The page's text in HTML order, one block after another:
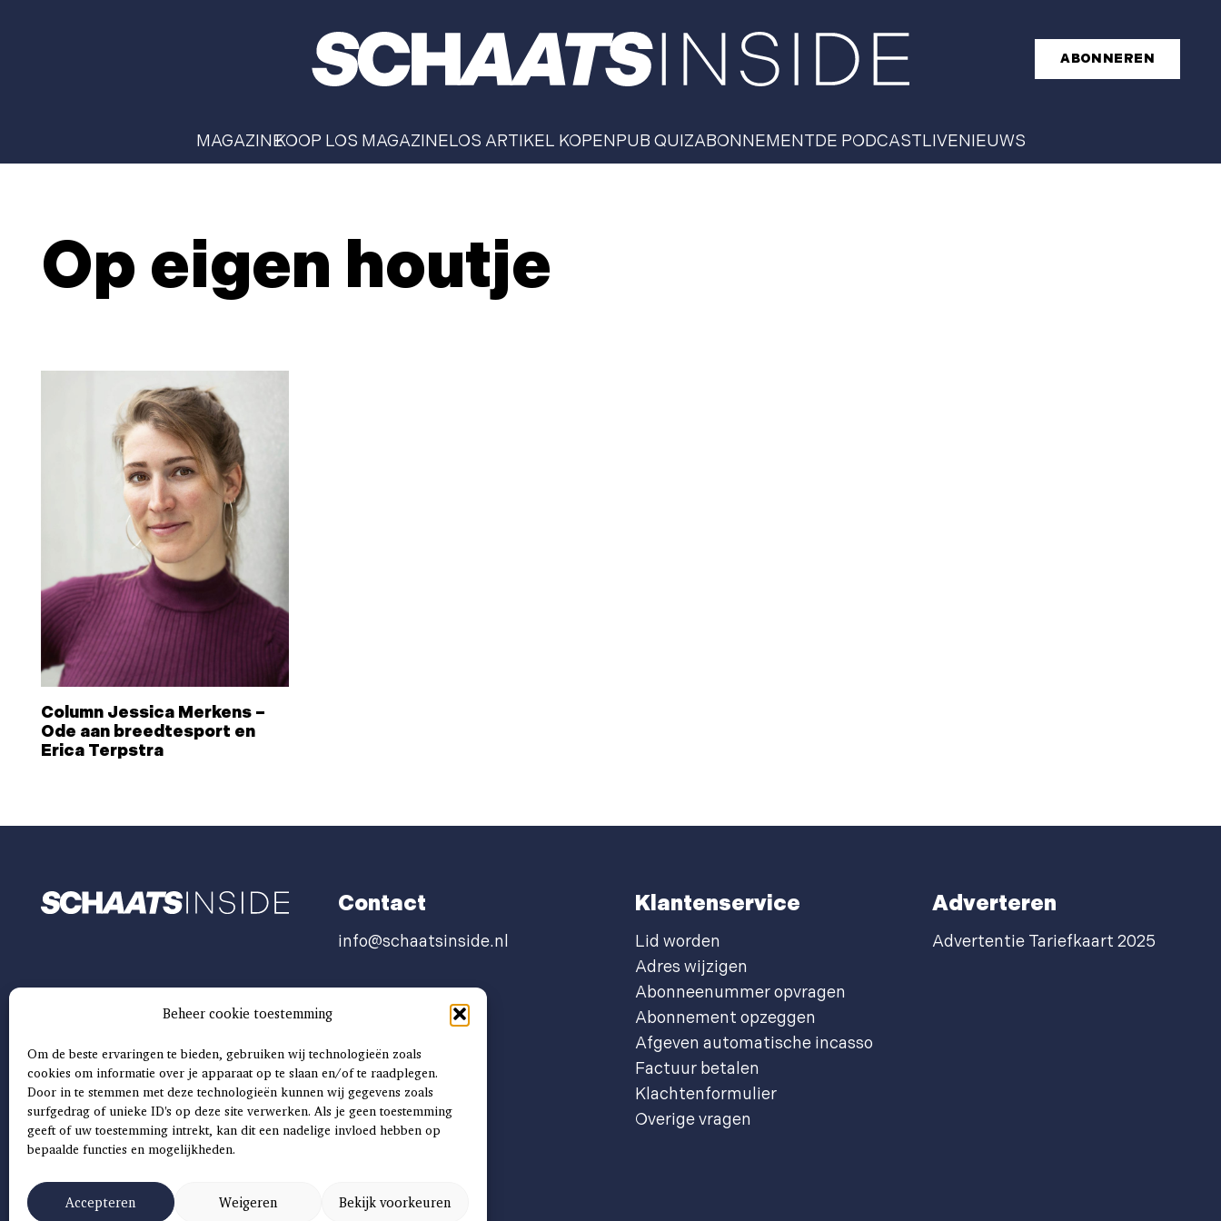
Beheer cookie toestemming
Om de beste ervaringen te bieden, gebruiken wij technologieën zoals
cookies om informatie over je apparaat op te slaan en/of te raadplegen.
Door in te stemmen met deze technologieën kunnen wij gegevens zoals
surfgedrag of unieke ID's op deze site verwerken. Als je geen toestemming
geeft of uw toestemming intrekt, kan dit een nadelige invloed hebben op
bepaalde functies en mogelijkheden.
Accepteren Weigeren Bekijk voorkeuren
ABONNEREN
MAGAZINEKOOP LOS MAGAZINELOS ARTIKEL KOPENPUB QUIZABONNEMENTDE PODCASTLIVENIEUWS
Op eigen houtje
Column Jessica Merkens –
Ode aan breedtesport en
Erica Terpstra
Contact
info@schaatsinside.nl
Klantenservice
Lid worden
Adres wijzigen
Abonneenummer opvragen
Abonnement opzeggen
Afgeven automatische incasso
Factuur betalen
Klachtenformulier
Overige vragen
Adverteren
Advertentie Tariefkaart 2025